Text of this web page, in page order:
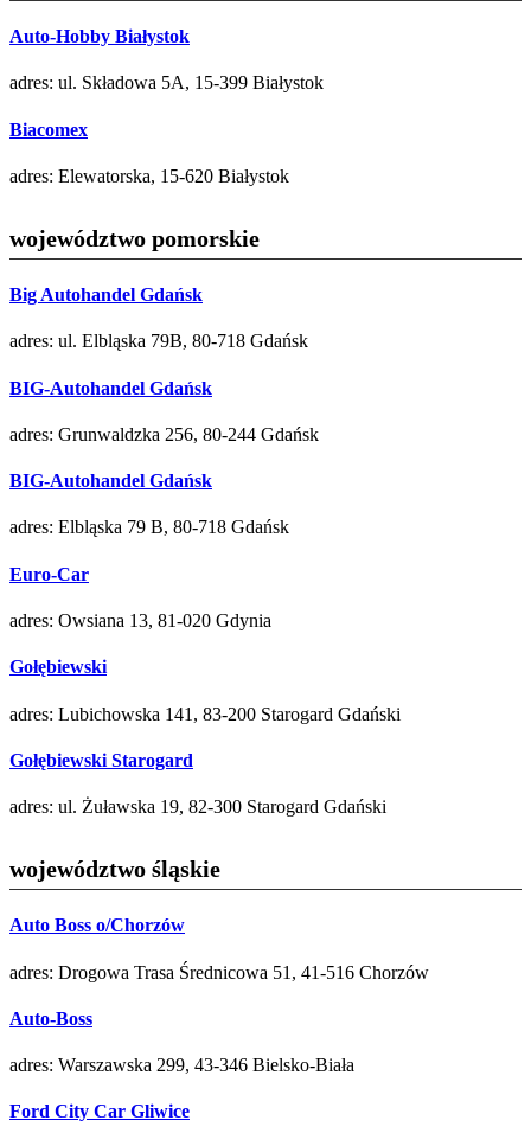
Auto-Hobby Białystok
adres: ul. Składowa 5A, 15-399 Białystok
Biacomex
adres: Elewatorska, 15-620 Białystok
województwo pomorskie
Big Autohandel Gdańsk
adres: ul. Elbląska 79B, 80-718 Gdańsk
BIG-Autohandel Gdańsk
adres: Grunwaldzka 256, 80-244 Gdańsk
BIG-Autohandel Gdańsk
adres: Elbląska 79 B, 80-718 Gdańsk
Euro-Car
adres: Owsiana 13, 81-020 Gdynia
Gołębiewski
adres: Lubichowska 141, 83-200 Starogard Gdański
Gołębiewski Starogard
adres: ul. Żuławska 19, 82-300 Starogard Gdański
województwo śląskie
Auto Boss o/Chorzów
adres: Drogowa Trasa Średnicowa 51, 41-516 Chorzów
Auto-Boss
adres: Warszawska 299, 43-346 Bielsko-Biała
Ford City Car Gliwice